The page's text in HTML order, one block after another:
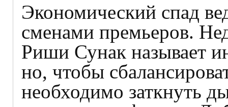
Экономический спад
сменами премьеров.
Риши Сунак называет
но, чтобы
необходимо заткнуть